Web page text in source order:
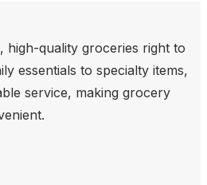
high-quality groceries right to
essentials to specialty items,
service, making grocery